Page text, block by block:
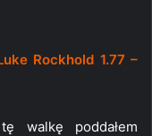
Rockhold 1.77 –
walkę poddałem